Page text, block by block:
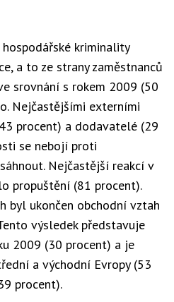
kriminality
a to ze strany zaměstnanců
srovnání s rokem 2009 (50
Nejčastějšími externími
procent) a dodavatelé (29
se nebojí proti
Nejčastější reakcí v
propuštění (81 procent).
byl ukončen obchodní vztah
výsledek představuje
2009 (30 procent) a je
a východní Evropy (53
procent).